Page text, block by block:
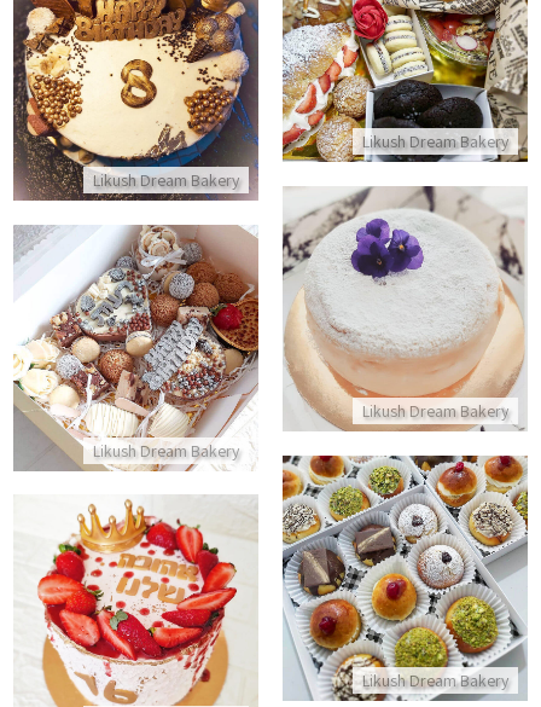
Likush Dream Bakery
מארז משולב מלוח ומתוק
התקשר/י
Likush Dream Bakery
עוגת יום הולדת מעוצבת עם
התקשר/י
Likush Dream Bakery
עוגת גבינה אפויה
התקשר/י
Likush Dream Bakery
מארז עוגות אישיות ליום הולדת
התקשר/י
Likush Dream Bakery
מארז סופגניות בריוש אפויות לחג
התקשר/י
עוגה טבעונית
התקשר/י